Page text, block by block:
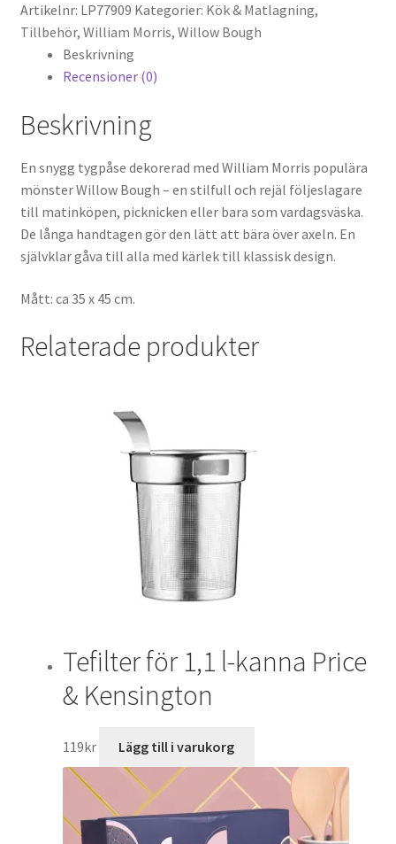
mängd
Artikelnr: LP77909 Kategorier: Kök & Matlagning,
Tillbehör, William Morris, Willow Bough
Beskrivning
Recensioner (0)
Beskrivning
En snygg tygpåse dekorerad med William Morris populära
mönster Willow Bough – en stilfull och rejäl följeslagare
till matinköpen, picknicken eller bara som vardagsväska.
De långa handtagen gör den lätt att bära över axeln. En
självklar gåva till alla med kärlek till klassisk design.
Mått: ca 35 x 45 cm.
Relaterade produkter
Tefilter för 1,1 l-kanna Price
& Kensington
119kr Lägg till i varukorg